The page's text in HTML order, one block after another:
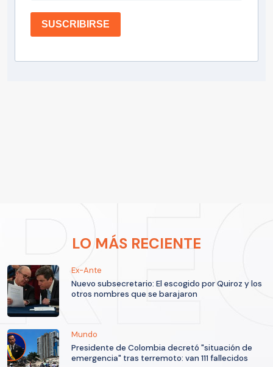
SUSCRIBIRSE
LO MÁS RECIENTE
Ex-Ante
Nuevo subsecretario: El escogido por Quiroz y los
otros nombres que se barajaron
Mundo
Presidente de Colombia decretó "situación de
emergencia" tras terremoto: van 111 fallecidos